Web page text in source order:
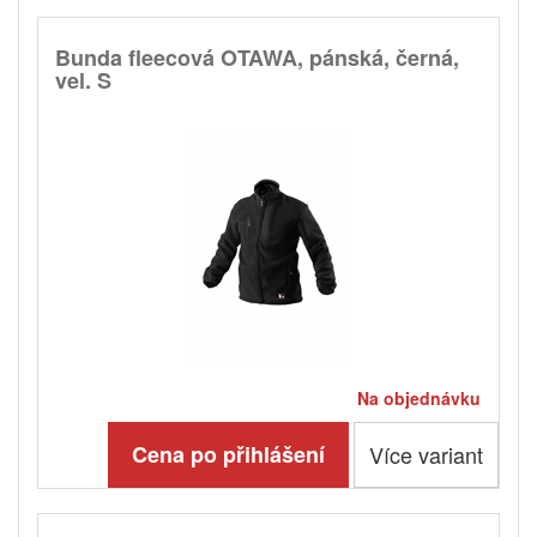
Bunda fleecová OTAWA, pánská, černá,
vel. S
Na objednávku
Cena po přihlášení Více variant